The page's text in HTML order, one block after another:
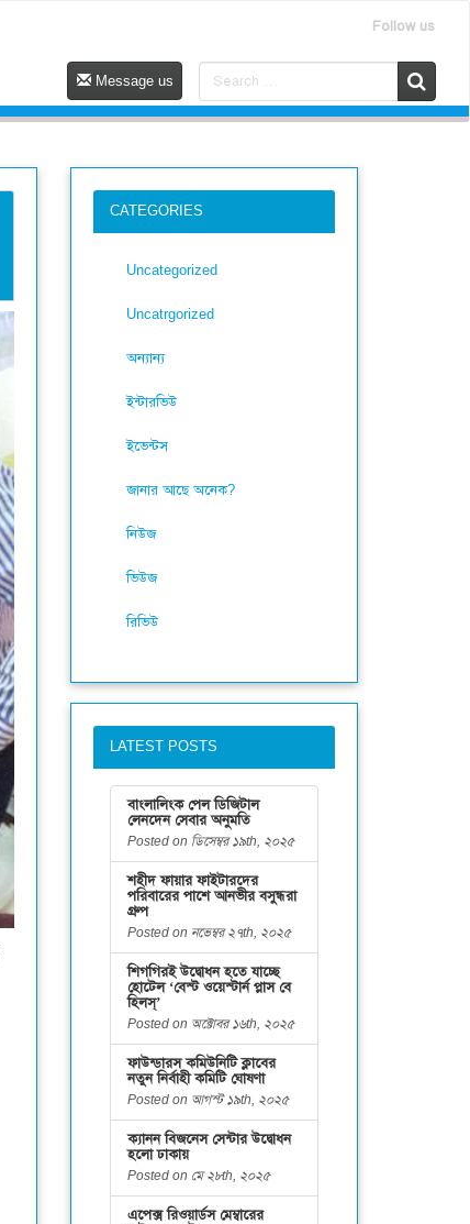
Follow us
Message us
CATEGORIES
Uncategorized
Uncatrgorized
অন্যান্য
ইন্টারভিউ
ইভেন্টস
জানার আছে অনেক?
নিউজ
ভিউজ
রিভিউ
LATEST POSTS
বাংলালিংক পেল ডিজিটাল
লেনদেন সেবার অনুমতি
Posted on ডিসেম্বর ১৯th, ২০২৫
শহীদ ফায়ার ফাইটারদের
পরিবারের পাশে আনভীর বসুন্ধরা
গ্রুপ
Posted on নভেম্বর ২৭th, ২০২৫
শিগগিরই উদ্বোধন হতে যাচ্ছে
হোটেল ‘বেস্ট ওয়েস্টার্ন প্লাস বে
হিলস্’
Posted on অক্টোবর ১৬th, ২০২৫
ফাউন্ডারস কমিউনিটি ক্লাবের
নতুন নির্বাহী কমিটি ঘোষণা
Posted on আগস্ট ১৯th, ২০২৫
ক্যানন বিজনেস সেন্টার উদ্বোধন
হলো ঢাকায়
Posted on মে ২৮th, ২০২৫
এপেক্স রিওয়ার্ডস মেম্বারের